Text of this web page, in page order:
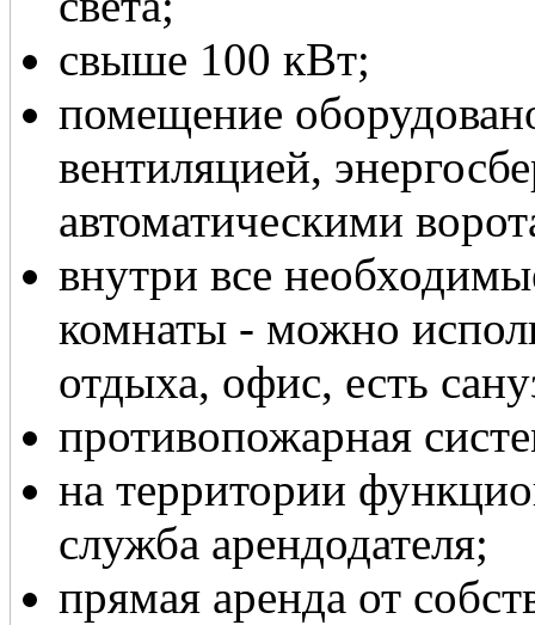
свыше 100 кВт;
помещение
вентиляцией,
автоматическими
внутри все
комнаты - можно
отдыха, офис, есть
противопожарная
на территории
служба арендодателя;
прямая аренда от